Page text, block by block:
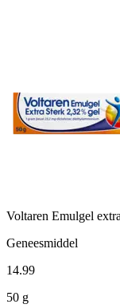
Voltaren Emulgel
Geneesmiddel
14.99
50 g